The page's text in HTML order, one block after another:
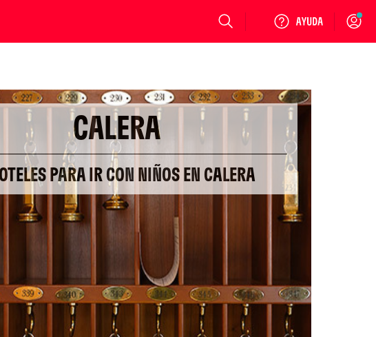
Login
CALERA
PARA IR CON NIÑOS EN CALERA